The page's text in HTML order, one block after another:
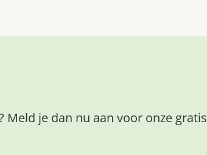
je dan nu aan voor onze gratis